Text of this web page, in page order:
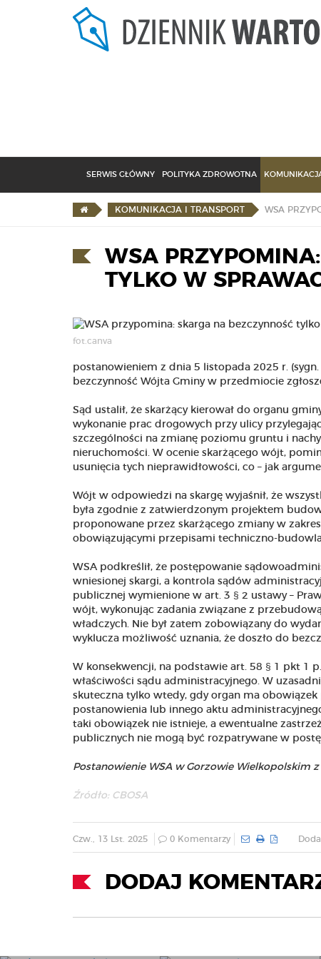
SERWIS GŁÓWNY POLITYKA ZDROWOTNA
KOMUNIKACJA I TRANSPORT
WSA
TYLKO W
fot.canva
postanowieniem z dnia 5 listopada 2025 r.
bezczynność Wójta Gminy w przedmiocie
Sąd ustalił, że skarżący kierował do organu
wykonanie prac drogowych przy ulicy
szczególności na zmianę poziomu gruntu i
nieruchomości. W ocenie skarżącego wójt,
usunięcia tych nieprawidłowości, co – jak
Wójt w odpowiedzi na skargę wyjaśnił, że
była zgodnie z zatwierdzonym projektem
proponowane przez skarżącego zmiany w
obowiązującymi przepisami techniczno-
WSA podkreślił, że postępowanie
wniesionej skargi, a kontrola sądów
publicznej wymienione w art. 3 § 2 ustawy –
wójt, wykonując zadania związane z
władczych. Nie był zatem zobowiązany do
wyklucza możliwość uznania, że doszło do
W konsekwencji, na podstawie art. 58 § 1 pkt 1
właściwości sądu administracyjnego. W
skuteczna tylko wtedy, gdy organ ma
postanowienia lub innego aktu
taki obowiązek nie istnieje, a ewentualne
publicznych nie mogą być rozpatrywane w
Postanowienie WSA w Gorzowie Wielkopolskim
Źródło: CBOSA
Czw., 13 Lst. 2025 0 Komentarzy
DODAJ